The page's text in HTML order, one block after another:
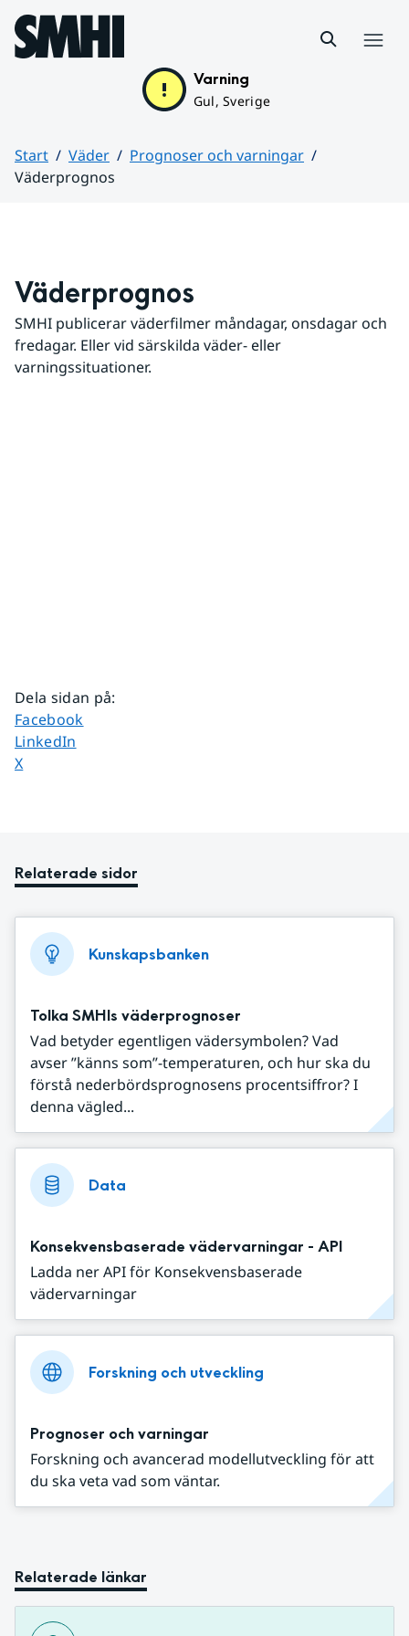
Hoppa till sidans innehåll
Varning
Gul, Sverige
Start Väder
Prognoser och varningar
Väderprognos
Väderprognos
SMHI publicerar väderfilmer måndagar, onsdagar och
fredagar. Eller vid särskilda väder- eller
varningssituationer.
Dela sidan på:
Dela sidan på
Facebook
Dela sidan på
LinkedIn
Dela sidan på
X
Relaterade sidor
Kunskapsbanken
Tolka SMHIs väderprognoser
Vad betyder egentligen vädersymbolen? Vad
avser ”känns som”-temperaturen, och hur ska du
förstå nederbördsprognosens procentsiffror? I
denna vägled...
Data
Konsekvensbaserade vädervarningar - API
Ladda ner API för Konsekvensbaserade
vädervarningar
Forskning och utveckling
Prognoser och varningar
Forskning och avancerad modellutveckling för att
du ska veta vad som väntar.
Relaterade länkar